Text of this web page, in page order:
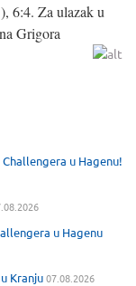
6:4. Za ulazak u
Grigora
u Hagenu!
u Hagenu
Kranju07.08.2026